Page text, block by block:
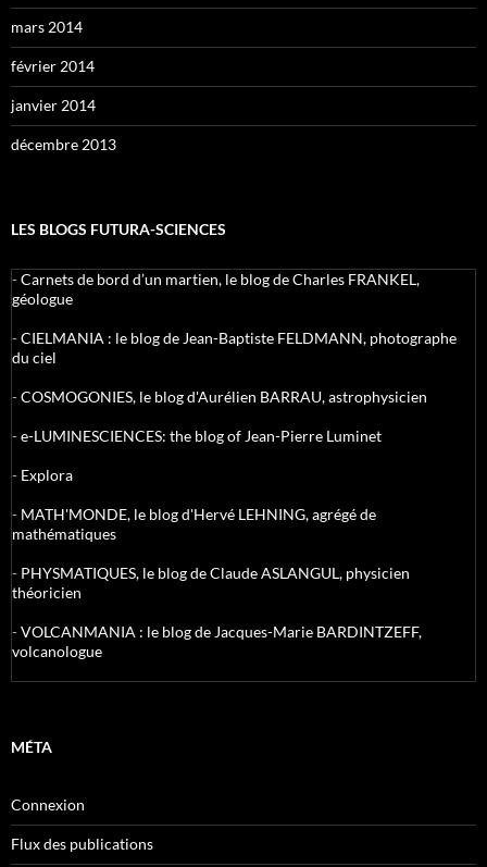
mars 2014
février 2014
janvier 2014
décembre 2013
LES BLOGS FUTURA-SCIENCES
-Carnets de bord d’un martien, le blog de Charles FRANKEL,
géologue
-CIELMANIA : le blog de Jean-Baptiste FELDMANN, photographe
du ciel
-COSMOGONIES, le blog d'Aurélien BARRAU, astrophysicien
-e-LUMINESCIENCES: the blog of Jean-Pierre Luminet
- Explora
- MATH'MONDE, le blog d'Hervé LEHNING, agrégé de
mathématiques
- PHYSMATIQUES, le blog de Claude ASLANGUL, physicien
théoricien
-VOLCANMANIA : le blog de Jacques-Marie BARDINTZEFF,
volcanologue
MÉTA
Connexion
Flux des publications